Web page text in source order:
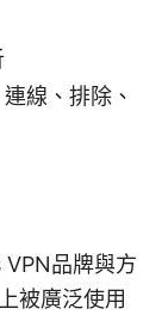
線、排除、
品牌與方
被廣泛使用